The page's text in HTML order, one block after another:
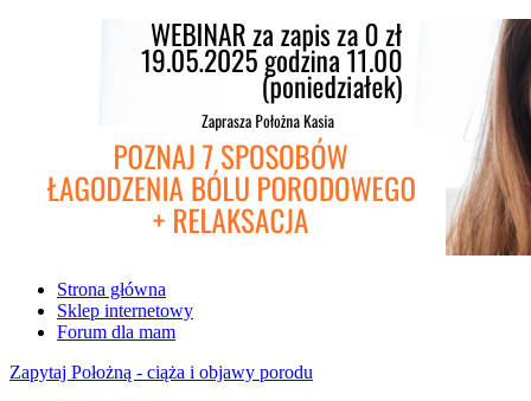
Strona główna
Sklep internetowy
Forum dla mam
Zapytaj Położną - ciąża i objawy porodu